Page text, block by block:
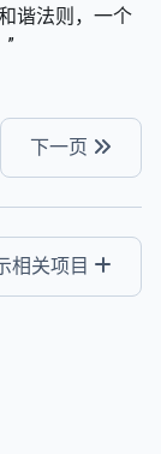
谐法则，一个
”
下一页
相关项目